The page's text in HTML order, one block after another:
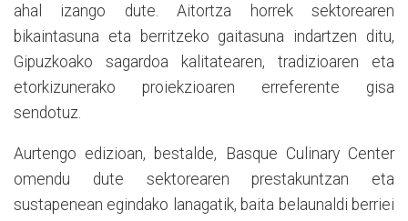
ahal izango dute. Aitortza horrek sektorearen
bikaintasuna eta berritzeko gaitasuna indartzen ditu,
Gipuzkoako sagardoa kalitatearen, tradizioaren eta
etorkizunerako proiekzioaren erreferente gisa
sendotuz.
Aurtengo edizioan, bestalde, Basque Culinary Center
omendu dute sektorearen prestakuntzan eta
sustapenean egindako lanagatik, baita belaunaldi berriei